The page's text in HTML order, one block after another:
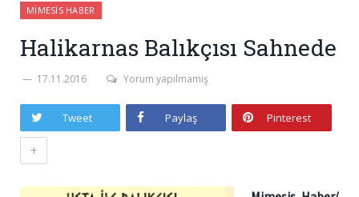
MIMESIS HABER
Halikarnas Balıkçısı Sahnede
17.11.2016 Yorum yapılmamış
Tweet Paylaş Pinterest
+